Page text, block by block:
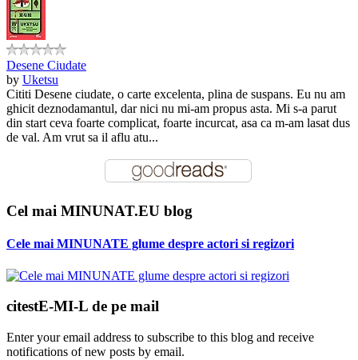
Desene Ciudate
by Uketsu
Cititi Desene ciudate, o carte excelenta, plina de suspans. Eu nu am
ghicit deznodamantul, dar nici nu mi-am propus asta. Mi s-a parut
din start ceva foarte complicat, foarte incurcat, asa ca m-am lasat dus
de val. Am vrut sa il aflu atu...
Cel mai MINUNAT.EU blog
Cele mai MINUNATE glume despre actori si regizori
citestE-MI-L de pe mail
Enter your email address to subscribe to this blog and receive
notifications of new posts by email.